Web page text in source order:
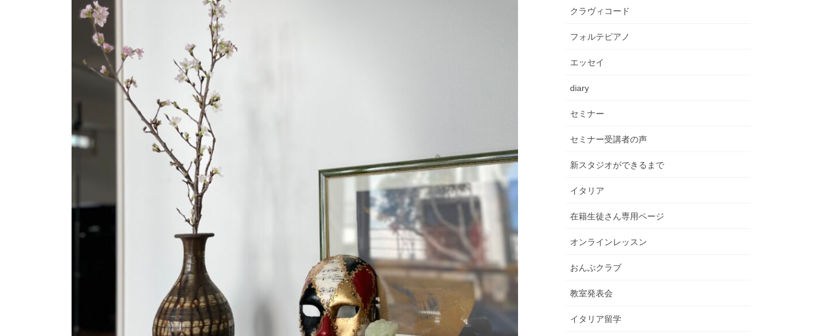
クラヴィコード
フォルテピアノ
エッセイ
diary
セミナー
セミナー受講者の声
新スタジオができるまで
イタリア
在籍生徒さん専用ページ
オンラインレッスン
おんぷクラブ
教室発表会
イタリア留学